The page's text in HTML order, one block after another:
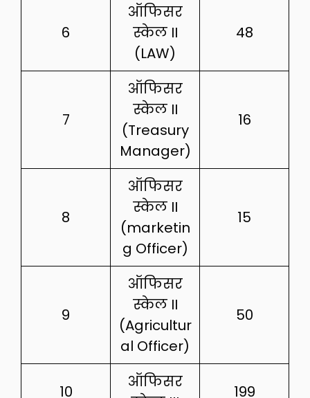
6
ऑफिसर
स्केल II
(LAW)
48
7
ऑफिसर
स्केल II
(Treasury
Manager)
16
8
ऑफिसर
स्केल II
(marketin
g Officer)
15
9
ऑफिसर
स्केल II
(Agricultur
al Officer)
50
10
ऑफिसर
199